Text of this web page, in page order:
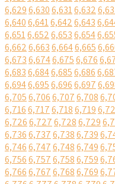
6,6296,6306,6316,632
6,6406,6416,6426,643
6,6516,6526,6536,654
6,6626,6636,6646,665
6,6736,6746,6756,676
6,6836,6846,6856,686
6,6946,6956,6966,697
6,7056,7066,7076,708
6,7166,7176,7186,719
6,7266,7276,7286,729
6,7366,7376,7386,739
6,7466,7476,7486,749
6,7566,7576,7586,759
6,7666,7676,7686,769